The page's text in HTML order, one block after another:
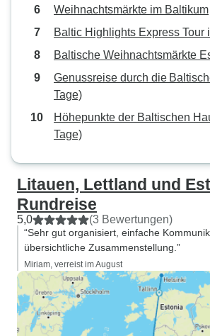
Weihnachtsmärkte im Baltikum
Baltic Highlights Express Tour
Baltische Weihnachtsmärkte
Genussreise durch die
Tage)
Höhepunkte der Baltischen
Tage)
Litauen, Lettland und
Rundreise
5,0 (3 Bewertungen)
“Sehr gut organisiert, einfache
übersichtliche Zusammenstellung.”
Miriam, verreist im August